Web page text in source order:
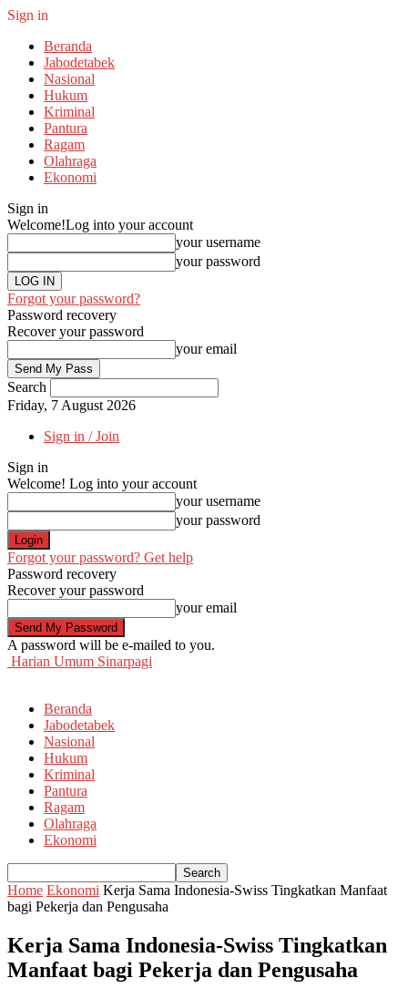
Sign in
Beranda
Jabodetabek
Nasional
Hukum
Kriminal
Pantura
Ragam
Olahraga
Ekonomi
Sign in
Welcome!Log into your account
your username
your password
Forgot your password?
Password recovery
Recover your password
your email
Search
Friday, 7 August 2026
Sign in / Join
Sign in
Welcome! Log into your account
your username
your password
Forgot your password? Get help
Password recovery
Recover your password
your email
A password will be e-mailed to you.
Harian Umum Sinarpagi
Beranda
Jabodetabek
Nasional
Hukum
Kriminal
Pantura
Ragam
Olahraga
Ekonomi
Home Ekonomi Kerja Sama Indonesia-Swiss Tingkatkan Manfaat
bagi Pekerja dan Pengusaha
Kerja Sama Indonesia-Swiss Tingkatkan
Manfaat bagi Pekerja dan Pengusaha